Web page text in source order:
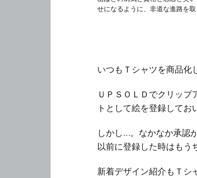
せになるように、非道な進路を
いつもＴシャツを商品化
ＵＰＳＯＬＤでクリッ
トとして絵を登録して
しかし…。なかなか承認
以前に登録した時はもう
新着デザイン紹介もＴシ